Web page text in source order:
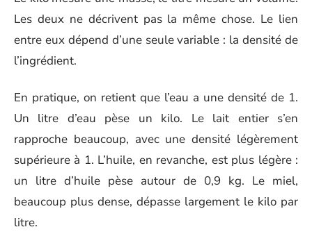
Les deux ne décrivent pas la même chose. Le lien
entre eux dépend d’une seule variable : la densité de
l’ingrédient.
En pratique, on retient que l’eau a une densité de 1.
Un litre d’eau pèse un kilo. Le lait entier s’en
rapproche beaucoup, avec une densité légèrement
supérieure à 1. L’huile, en revanche, est plus légère :
un litre d’huile pèse autour de 0,9 kg. Le miel,
beaucoup plus dense, dépasse largement le kilo par
litre.